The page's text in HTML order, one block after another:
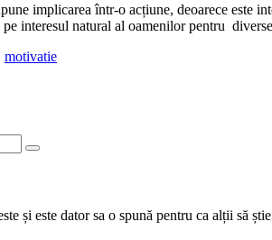
implicarea într-o acțiune, deoarece este
interesul natural al oamenilor pentru
motivatie
și este dator sa o spună pentru ca alții să